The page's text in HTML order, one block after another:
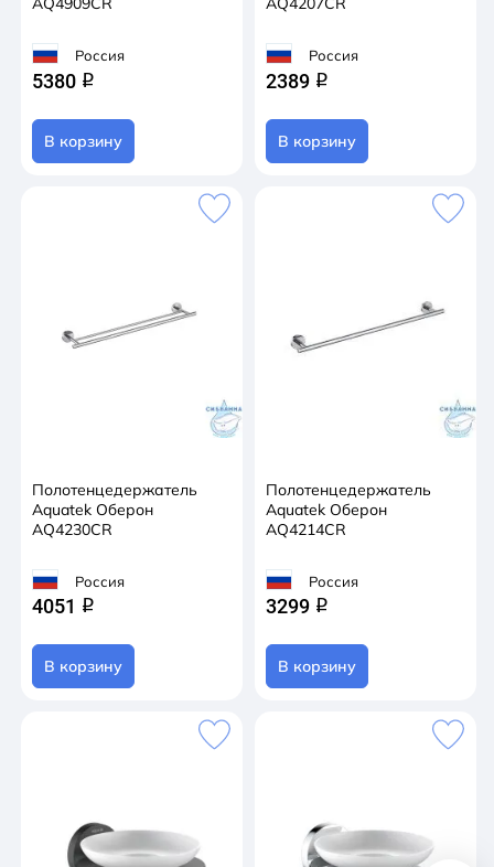
Россия
5380 q
В корзину
Россия
2389 q
В корзину
Полотенцедержатель
Aquatek Оберон
AQ4230CR
Россия
4051 q
В корзину
Полотенцедержатель
Aquatek Оберон
AQ4214CR
Россия
3299 q
В корзину